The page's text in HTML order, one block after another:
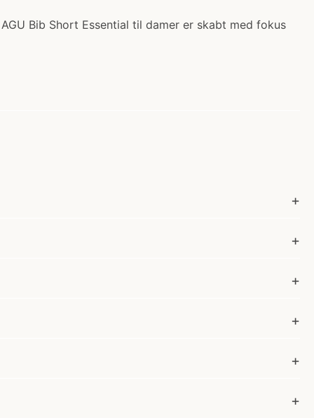
Bib Short Essential til damer er skabt med fokus